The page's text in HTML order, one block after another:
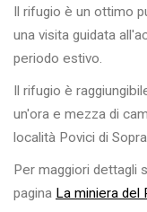
Il rifugio è un ottimo
una visita guidata
periodo estivo.
Il rifugio è
un'ora e mezza di
località Povici di
Per maggiori dettagli
pagina La miniera del